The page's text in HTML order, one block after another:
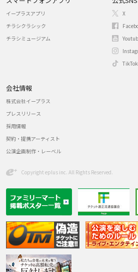
イープラスアプリ
チラシクラシック
チラシミュージアム
X
TikTok
会社情報
株式会社イープラス
プレスリリース
採用情報
契約・提携アーティスト
公演企画制作・レーベル
Copyright eplus inc. All Rights Reserved.